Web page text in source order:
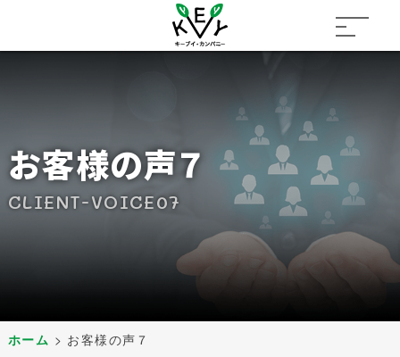
お客様の声７
CLIENT-VOICE07
ホーム > お客様の声７